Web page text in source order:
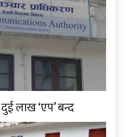
लाख ‘एप’ बन्द